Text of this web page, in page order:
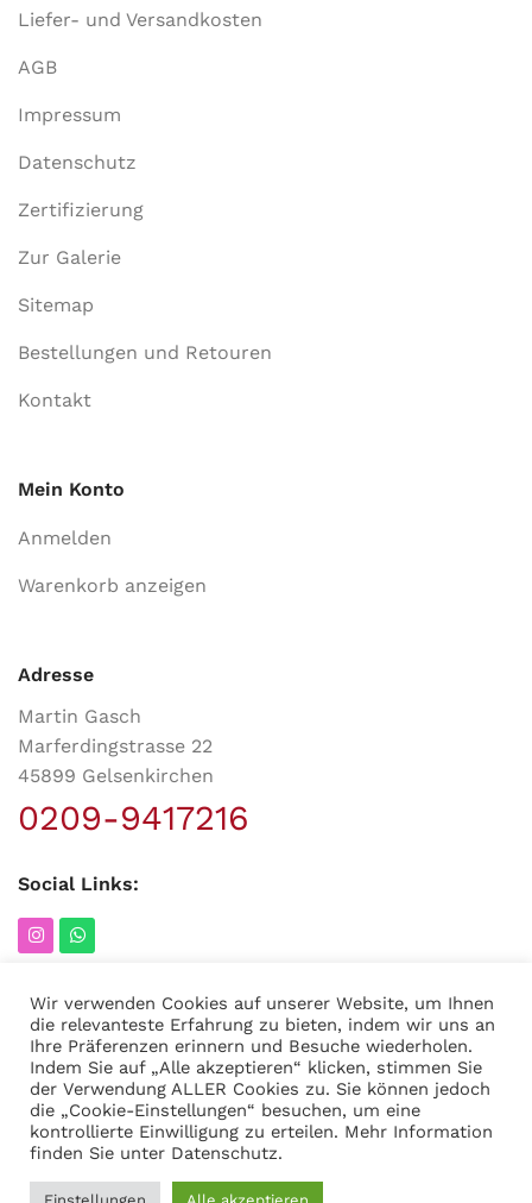
Liefer- und Versandkosten
AGB
Impressum
Datenschutz
Zertifizierung
Zur Galerie
Sitemap
Bestellungen und Retouren
Kontakt
Mein Konto
Anmelden
Warenkorb anzeigen
Adresse
Martin Gasch
Marferdingstrasse 22
45899 Gelsenkirchen
0209-9417216
Social Links:
MODERNER STAHL 2026 CREATED BY K6 Medien. Webdesign &
E-Commerce aus Dortmund.
Einpressflansch
13,16€
–
Wir verwenden Cookies auf unserer Website, um Ihnen
die relevanteste Erfahrung zu bieten, indem wir uns an
Ihre Präferenzen erinnern und Besuche wiederholen.
Indem Sie auf „Alle akzeptieren“ klicken, stimmen Sie
der Verwendung ALLER Cookies zu. Sie können jedoch
die „Cookie-Einstellungen“ besuchen, um eine
kontrollierte Einwilligung zu erteilen. Mehr Information
finden Sie unter Datenschutz.